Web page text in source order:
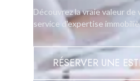
Découvrez la vraie valeur
service d'expertise
RÉSERVER UNE